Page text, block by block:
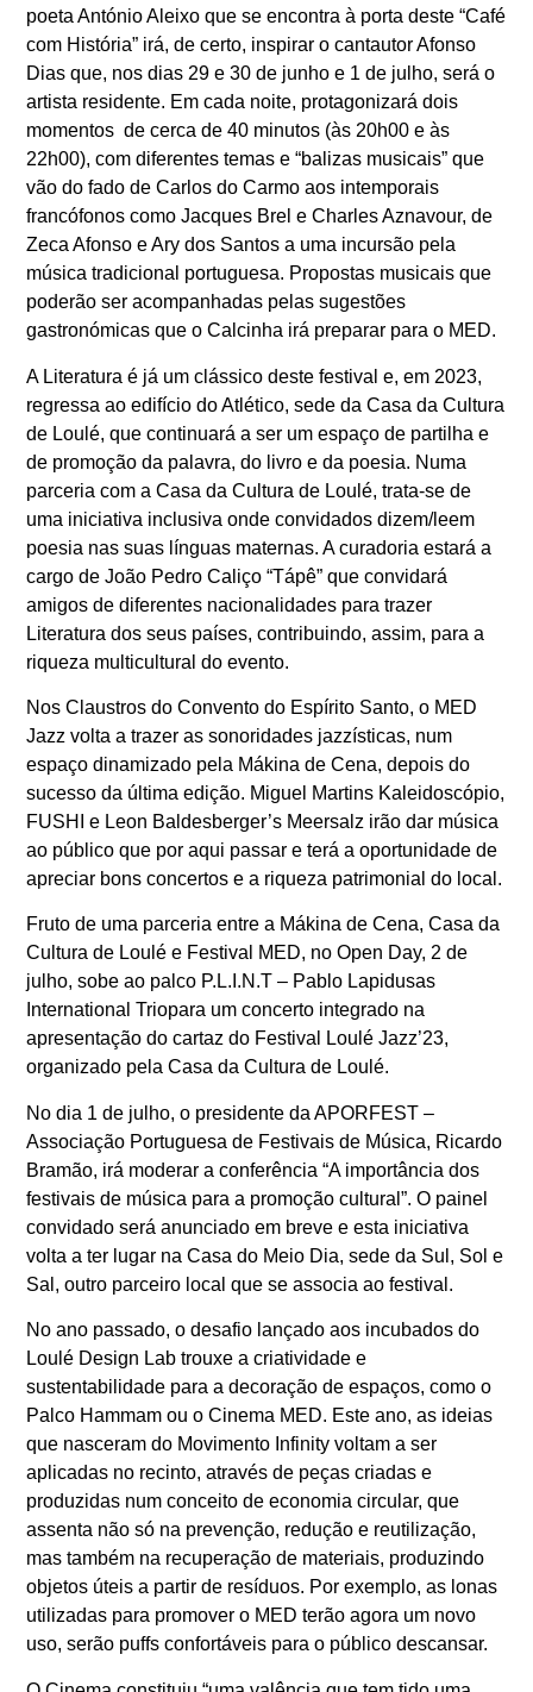
poeta António Aleixo que se encontra à porta deste “Café
com História” irá, de certo, inspirar o cantautor Afonso
Dias que, nos dias 29 e 30 de junho e 1 de julho, será o
artista residente. Em cada noite, protagonizará dois
momentos de cerca de 40 minutos (às 20h00 e às
22h00), com diferentes temas e “balizas musicais” que
vão do fado de Carlos do Carmo aos intemporais
francófonos como Jacques Brel e Charles Aznavour, de
Zeca Afonso e Ary dos Santos a uma incursão pela
música tradicional portuguesa. Propostas musicais que
poderão ser acompanhadas pelas sugestões
gastronómicas que o Calcinha irá preparar para o MED.
A Literatura é já um clássico deste festival e, em 2023,
regressa ao edifício do Atlético, sede da Casa da Cultura
de Loulé, que continuará a ser um espaço de partilha e
de promoção da palavra, do livro e da poesia. Numa
parceria com a Casa da Cultura de Loulé, trata-se de
uma iniciativa inclusiva onde convidados dizem/leem
poesia nas suas línguas maternas. A curadoria estará a
cargo de João Pedro Caliço “Tápê” que convidará
amigos de diferentes nacionalidades para trazer
Literatura dos seus países, contribuindo, assim, para a
riqueza multicultural do evento.
Nos Claustros do Convento do Espírito Santo, o MED
Jazz volta a trazer as sonoridades jazzísticas, num
espaço dinamizado pela Mákina de Cena, depois do
sucesso da última edição. Miguel Martins Kaleidoscópio,
FUSHI e Leon Baldesberger’s Meersalz irão dar música
ao público que por aqui passar e terá a oportunidade de
apreciar bons concertos e a riqueza patrimonial do local.
Fruto de uma parceria entre a Mákina de Cena, Casa da
Cultura de Loulé e Festival MED, no Open Day, 2 de
julho, sobe ao palco P.L.I.N.T – Pablo Lapidusas
International Triopara um concerto integrado na
apresentação do cartaz do Festival Loulé Jazz’23,
organizado pela Casa da Cultura de Loulé.
No dia 1 de julho, o presidente da APORFEST –
Associação Portuguesa de Festivais de Música, Ricardo
Bramão, irá moderar a conferência “A importância dos
festivais de música para a promoção cultural”. O painel
convidado será anunciado em breve e esta iniciativa
volta a ter lugar na Casa do Meio Dia, sede da Sul, Sol e
Sal, outro parceiro local que se associa ao festival.
No ano passado, o desafio lançado aos incubados do
Loulé Design Lab trouxe a criatividade e
sustentabilidade para a decoração de espaços, como o
Palco Hammam ou o Cinema MED. Este ano, as ideias
que nasceram do Movimento Infinity voltam a ser
aplicadas no recinto, através de peças criadas e
produzidas num conceito de economia circular, que
assenta não só na prevenção, redução e reutilização,
mas também na recuperação de materiais, produzindo
objetos úteis a partir de resíduos. Por exemplo, as lonas
utilizadas para promover o MED terão agora um novo
uso, serão puffs confortáveis para o público descansar.